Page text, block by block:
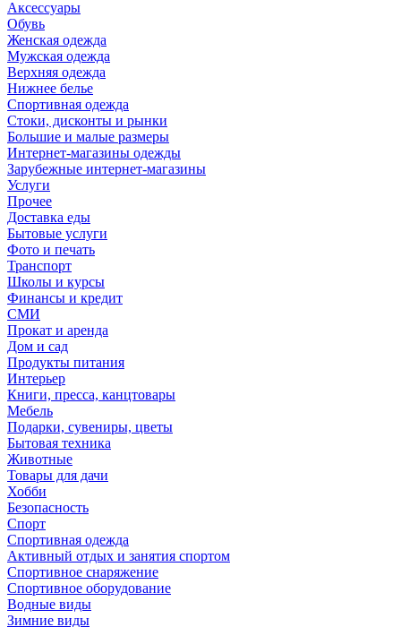
Аксессуары
Обувь
Женская одежда
Мужская одежда
Верхняя одежда
Нижнее белье
Спортивная одежда
Стоки, дисконты и рынки
Большие и малые размеры
Интернет-магазины одежды
Зарубежные интернет-магазины
Услуги
Прочее
Доставка еды
Бытовые услуги
Фото и печать
Транспорт
Школы и курсы
Финансы и кредит
СМИ
Прокат и аренда
Дом и сад
Продукты питания
Интерьер
Книги, пресса, канцтовары
Мебель
Подарки, сувениры, цветы
Бытовая техника
Животные
Товары для дачи
Хобби
Безопасность
Спорт
Спортивная одежда
Активный отдых и занятия спортом
Спортивное снаряжение
Спортивное оборудование
Водные виды
Зимние виды